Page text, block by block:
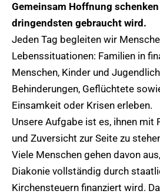
Gemeinsam Hoffnung
dringendsten gebraucht wird.
Jeden Tag begleiten wir
Lebenssituationen: Familien in
Menschen, Kinder und
Behinderungen, Geflüchtete
Einsamkeit oder Krisen erleben.
Unsere Aufgabe ist es, ihnen mit
und Zuversicht zur Seite zu
Viele Menschen gehen davon
Diakonie vollständig durch
Kirchensteuern finanziert wird.